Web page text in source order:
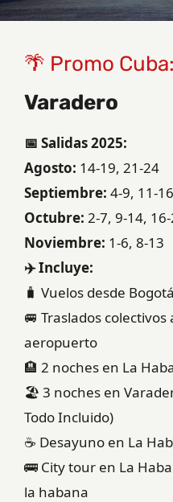
🌴 Promo Cuba:
Varadero
📅 Salidas 2025:
Agosto: 14-19, 21-24
Septiembre: 4-9, 11-
Octubre: 2-7, 9-14, 16-
Noviembre: 1-6, 8-13
✈️ Incluye:
🧳 Vuelos desde
🚐 Traslados
aeropuerto
🏨 2 noches en La
🏖️ 3 noches en
Todo Incluido)
☕ Desayuno en La
🚌 City tour en La
la habana